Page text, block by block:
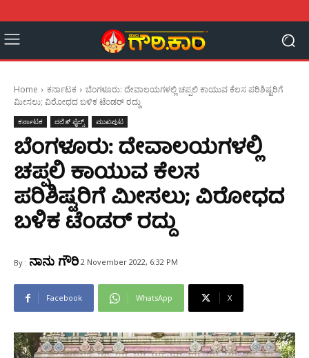
Home ಕರ್ನಾಟಕ
ಬೆಂಗಳೂರು: ದೇವಾಲಯಗಳಲ್ಲಿ ಚಪ್ಪಲಿ ಕಾಯುವ ಕೆಲಸ ಪರಿಶಿಷ್ಟರಿಗೆ
ಮೀಸಲು; ವಿರೋಧದ ಬಳಿಕ ಟೆಂಡರ್‌ ರದ್ದು
ಕರ್ನಾಟಕ ದಲಿತ್ ಫೈಲ್ಸ್ ಮುಖಪುಟ
ಬೆಂಗಳೂರು: ದೇವಾಲಯಗಳಲ್ಲಿ
ಚಪ್ಪಲಿ ಕಾಯುವ ಕೆಲಸ
ಪರಿಶಿಷ್ಟರಿಗೆ ಮೀಸಲು; ವಿರೋಧದ
ಬಳಿಕ ಟೆಂಡರ್‌ ರದ್ದು
By : ನಾನು ಗೌರಿ 2 November 2022, 6:32 PM
Facebook WhatsApp X